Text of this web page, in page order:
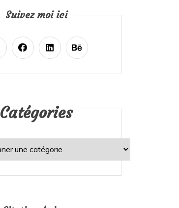
Suivez moi ici
Catégories